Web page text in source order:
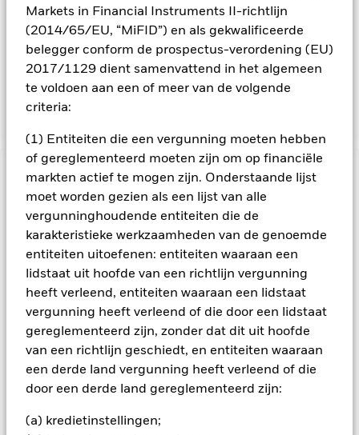
Markets in Financial Instruments II-richtlijn
(2014/65/EU, “MiFID”) en als gekwalificeerde
belegger conform de prospectus-verordening (EU)
2017/1129 dient samenvattend in het algemeen
te voldoen aan een of meer van de volgende
criteria:
(1) Entiteiten die een vergunning moeten hebben
of gereglementeerd moeten zijn om op financiële
markten actief te mogen zijn. Onderstaande lijst
moet worden gezien als een lijst van alle
vergunninghoudende entiteiten die de
karakteristieke werkzaamheden van de genoemde
entiteiten uitoefenen: entiteiten waaraan een
lidstaat uit hoofde van een richtlijn vergunning
heeft verleend, entiteiten waaraan een lidstaat
vergunning heeft verleend of die door een lidstaat
gereglementeerd zijn, zonder dat dit uit hoofde
van een richtlijn geschiedt, en entiteiten waaraan
een derde land vergunning heeft verleend of die
door een derde land gereglementeerd zijn:
(a) kredietinstellingen;
niet in overeenstemming zijn met ESG-criteria. Beleggers
dienen daarom voorafgaand aan een belegging in het Fonds
een persoonlijke ethische afweging te maken over de ESG-
screening van het Fonds. Een dergelijke ESG-screening kan
een negatief effect hebben op de waarde van de
beleggingen van het Fonds in vergelijking met een fonds
zonder een dergelijke screening.
BELANGRIJKE GEGEVENS: Kapitaalrisico.De waarde en
het rendement van beleggingen kunnen dalen en stijgen, en
zijn niet gegarandeerd. Beleggers verliezen mogelijk hun
oorspronkelijke inleg.
Het Fonds streeft naar een maximaal rendement op uw
belegging door een combinatie van kapitaalgroei en
overeenstemming is met de principes van duurzaam
beleggen en een beleggingsbeleid dat rekening houdt met
criteria op het vlak van milieu, maatschappij en governance
(ESG). Het Fonds belegt ten minste 70% van zijn totale activa
in aandeleneffecten (bijv. aandelen) van bedrijven die
farmaceutica, medische technologie en benodigdheden en
de ontwikkeling van biotechnologie. De totale activa van het
Fonds worden belegd in overeenstemming met zijn ESG-